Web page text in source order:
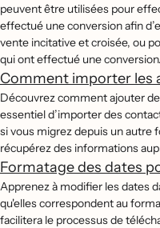
peuvent être utilisées pour
effectué une conversion afin
vente incitative et croisée, ou
qui ont effectué une conversion.
Comment importer les
Découvrez comment ajouter
essentiel d’importer des
si vous migrez depuis un autre
récupérez des informations
Formatage des dates
Apprenez à modifier les dates
qu'elles correspondent au
facilitera le processus de